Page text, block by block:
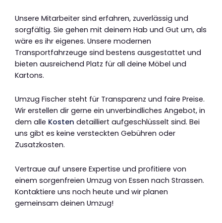
Unsere Mitarbeiter sind erfahren, zuverlässig und
sorgfältig. Sie gehen mit deinem Hab und Gut um, als
wäre es ihr eigenes. Unsere modernen
Transportfahrzeuge sind bestens ausgestattet und
bieten ausreichend Platz für all deine Möbel und
Kartons.
Umzug Fischer steht für Transparenz und faire Preise.
Wir erstellen dir gerne ein unverbindliches Angebot, in
dem alle Kosten detailliert aufgeschlüsselt sind. Bei
uns gibt es keine versteckten Gebühren oder
Zusatzkosten.
Vertraue auf unsere Expertise und profitiere von
einem sorgenfreien Umzug von Essen nach Strassen.
Kontaktiere uns noch heute und wir planen
gemeinsam deinen Umzug!